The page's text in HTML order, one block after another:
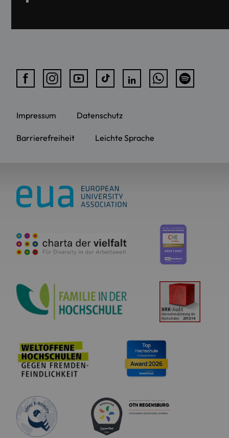
Impressum Datenschutz
Barrierefreiheit Leichte Sprache